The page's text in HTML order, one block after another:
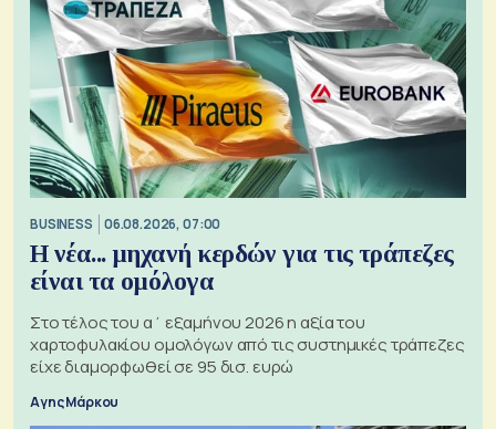
BUSINESS 06.08.2026, 07:00
Η νέα... μηχανή κερδών για τις τράπεζες
είναι τα ομόλογα
Στο τέλος του α΄ εξαμήνου 2026 η αξία του
χαρτοφυλακίου ομολόγων από τις συστημικές τράπεζες
είχε διαμορφωθεί σε 95 δισ. ευρώ
Αγης Μάρκου